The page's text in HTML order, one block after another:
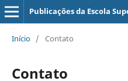
Publicações da Escola
Início / Contato
Contato